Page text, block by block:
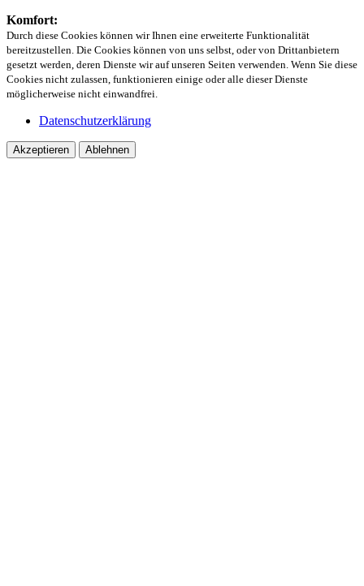
Komfort:
Durch diese Cookies können wir Ihnen eine erweiterte Funktionalität
bereitzustellen. Die Cookies können von uns selbst, oder von Drittanbietern
gesetzt werden, deren Dienste wir auf unseren Seiten verwenden. Wenn Sie diese
Cookies nicht zulassen, funktionieren einige oder alle dieser Dienste
möglicherweise nicht einwandfrei.
Datenschutzerklärung
Akzeptieren Ablehnen